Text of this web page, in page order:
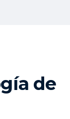
de